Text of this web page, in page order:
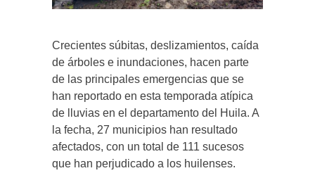
Crecientes súbitas, deslizamientos, caída
de árboles e inundaciones, hacen parte
de las principales emergencias que se
han reportado en esta temporada atípica
de lluvias en el departamento del Huila. A
la fecha, 27 municipios han resultado
afectados, con un total de 111 sucesos
que han perjudicado a los huilenses.